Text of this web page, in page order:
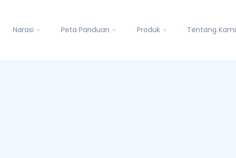
Narasi Peta Panduan Produk Tentang Kami